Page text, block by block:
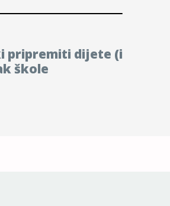
pripremiti dijete (i
škole